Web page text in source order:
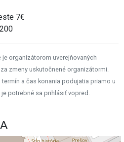
7€
organizátorom uverejňovaných
zmeny uskutočnené organizátormi.
a čas konania podujatia priamo u
potrebné sa prihlásiť vopred.